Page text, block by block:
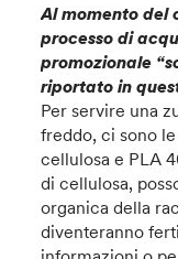
Al momento del
processo di
promozionale
riportato in
Per servire una
freddo, ci sono
cellulosa e PLA
di cellulosa,
organica della
diventeranno